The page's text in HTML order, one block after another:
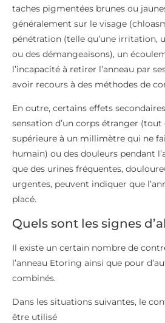
taches pigmentées brunes ou
généralement sur le visage
pénétration (telle qu’une irritation,
ou des démangeaisons), un
l’incapacité à retirer l’anneau par
avoir recours à des méthodes de
En outre, certains effets
sensation d’un corps étranger (tout
supérieure à un millimètre qui ne
humain) ou des douleurs pendant
que des urines fréquentes,
urgentes, peuvent indiquer que
placé.
Quels sont les signes
Il existe un certain nombre de
l’anneau Etoring ainsi que pour
combinés.
Dans les situations suivantes, le
être utilisé